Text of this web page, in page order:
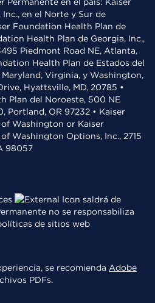
en el Norte y Sur de
Foundation Health Plan de
Health Plan de Georgia, Inc.,
Piedmont Road NE, Atlanta,
Health Plan de Estados del
Virginia, y Washington,
Hyattsville, MD, 20785 •
Plan del Noroeste, 500 NE
Portland, OR 97232 • Kaiser
Washington or Kaiser
Washington Options, Inc., 2715
98057
saldrá de
no se responsabiliza
de sitios web
se recomienda Adobe
PDFs.